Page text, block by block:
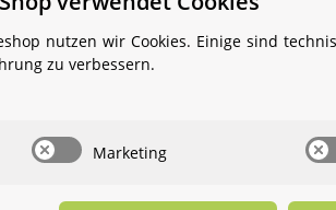
wenn verfügbar
von 5 Stück pro Einheit
nutzen wir Cookies. Einige sind
zu verbessern.
Marketing